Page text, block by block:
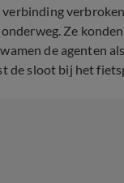
verbinding
Ze
de agenten
de sloot bij het